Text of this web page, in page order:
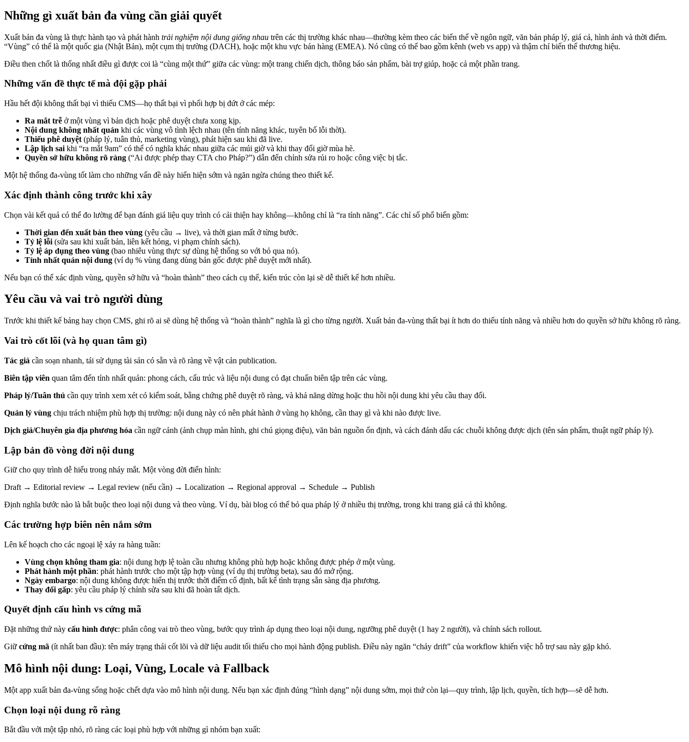
Những gì xuất bản đa vùng cần giải quyết
Xuất bản đa vùng là thực hành tạo và phát hành trải nghiệm nội dung giống nhau trên các thị trường khác nhau—thường kèm theo các biến thể về ngôn ngữ, văn bản pháp lý, giá cả, hình ảnh và thời điểm.
“Vùng” có thể là một quốc gia (Nhật Bản), một cụm thị trường (DACH), hoặc một khu vực bán hàng (EMEA). Nó cũng có thể bao gồm kênh (web vs app) và thậm chí biến thể thương hiệu.
Điều then chốt là thống nhất điều gì được coi là “cùng một thứ” giữa các vùng: một trang chiến dịch, thông báo sản phẩm, bài trợ giúp, hoặc cả một phần trang.
Những vấn đề thực tế mà đội gặp phải
Hầu hết đội không thất bại vì thiếu CMS—họ thất bại vì phối hợp bị đứt ở các mép:
Ra mắt trễ ở một vùng vì bản dịch hoặc phê duyệt chưa xong kịp.
Nội dung không nhất quán khi các vùng vô tình lệch nhau (tên tính năng khác, tuyên bố lỗi thời).
Thiếu phê duyệt (pháp lý, tuân thủ, marketing vùng), phát hiện sau khi đã live.
Lập lịch sai khi “ra mắt 9am” có thể có nghĩa khác nhau giữa các múi giờ và khi thay đổi giờ mùa hè.
Quyền sở hữu không rõ ràng (“Ai được phép thay CTA cho Pháp?”) dẫn đến chỉnh sửa rủi ro hoặc công việc bị tắc.
Một hệ thống đa-vùng tốt làm cho những vấn đề này hiển hiện sớm và ngăn ngừa chúng theo thiết kế.
Xác định thành công trước khi xây
Chọn vài kết quả có thể đo lường để bạn đánh giá liệu quy trình có cải thiện hay không—không chỉ là “ra tính năng”. Các chỉ số phổ biến gồm:
Thời gian đến xuất bản theo vùng (yêu cầu → live), và thời gian mất ở từng bước.
Tỷ lệ lỗi (sửa sau khi xuất bản, liên kết hỏng, vi phạm chính sách).
Tỷ lệ áp dụng theo vùng (bao nhiêu vùng thực sự dùng hệ thống so với bỏ qua nó).
Tính nhất quán nội dung (ví dụ % vùng đang dùng bản gốc được phê duyệt mới nhất).
Nếu bạn có thể xác định vùng, quyền sở hữu và “hoàn thành” theo cách cụ thể, kiến trúc còn lại sẽ dễ thiết kế hơn nhiều.
Yêu cầu và vai trò người dùng
Trước khi thiết kế bảng hay chọn CMS, ghi rõ ai sẽ dùng hệ thống và “hoàn thành” nghĩa là gì cho từng người. Xuất bản đa-vùng thất bại ít hơn do thiếu tính năng và nhiều hơn do quyền sở hữu không rõ ràng.
Vai trò cốt lõi (và họ quan tâm gì)
Tác giả cần soạn nhanh, tái sử dụng tài sản có sẵn và rõ ràng về vật cản publication.
Biên tập viên quan tâm đến tính nhất quán: phong cách, cấu trúc và liệu nội dung có đạt chuẩn biên tập trên các vùng.
Pháp lý/Tuân thủ cần quy trình xem xét có kiểm soát, bằng chứng phê duyệt rõ ràng, và khả năng dừng hoặc thu hồi nội dung khi yêu cầu thay đổi.
Quản lý vùng chịu trách nhiệm phù hợp thị trường: nội dung này có nên phát hành ở vùng họ không, cần thay gì và khi nào được live.
Dịch giả/Chuyên gia địa phương hóa cần ngữ cảnh (ảnh chụp màn hình, ghi chú giọng điệu), văn bản nguồn ổn định, và cách đánh dấu các chuỗi không được dịch (tên sản phẩm, thuật ngữ pháp lý).
Lập bản đồ vòng đời nội dung
Giữ cho quy trình dễ hiểu trong nháy mắt. Một vòng đời điển hình:
Draft → Editorial review → Legal review (nếu cần) → Localization → Regional approval → Schedule → Publish
Định nghĩa bước nào là bắt buộc theo loại nội dung và theo vùng. Ví dụ, bài blog có thể bỏ qua pháp lý ở nhiều thị trường, trong khi trang giá cả thì không.
Các trường hợp biên nên nắm sớm
Lên kế hoạch cho các ngoại lệ xảy ra hàng tuần:
Vùng chọn không tham gia: nội dung hợp lệ toàn cầu nhưng không phù hợp hoặc không được phép ở một vùng.
Phát hành một phần: phát hành trước cho một tập hợp vùng (ví dụ thị trường beta), sau đó mở rộng.
Ngày embargo: nội dung không được hiển thị trước thời điểm cố định, bất kể tình trạng sẵn sàng địa phương.
Thay đổi gấp: yêu cầu pháp lý chỉnh sửa sau khi đã hoàn tất dịch.
Quyết định cấu hình vs cứng mã
Đặt những thứ này cấu hình được: phân công vai trò theo vùng, bước quy trình áp dụng theo loại nội dung, ngưỡng phê duyệt (1 hay 2 người), và chính sách rollout.
Giữ cứng mã (ít nhất ban đầu): tên máy trạng thái cốt lõi và dữ liệu audit tối thiểu cho mọi hành động publish. Điều này ngăn “chảy drift” của workflow khiến việc hỗ trợ sau này gặp khó.
Mô hình nội dung: Loại, Vùng, Locale và Fallback
Một app xuất bản đa-vùng sống hoặc chết dựa vào mô hình nội dung. Nếu bạn xác định đúng “hình dạng” nội dung sớm, mọi thứ còn lại—quy trình, lập lịch, quyền, tích hợp—sẽ dễ hơn.
Chọn loại nội dung rõ ràng
Bắt đầu với một tập nhỏ, rõ ràng các loại phù hợp với những gì nhóm bạn xuất: